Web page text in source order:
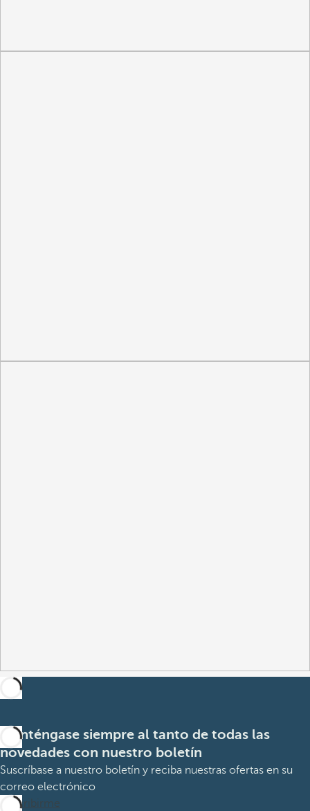
Manténgase siempre al tanto de todas las
novedades con nuestro boletín
Suscríbase a nuestro boletín y reciba nuestras ofertas en su
correo electrónico
Suscribirme